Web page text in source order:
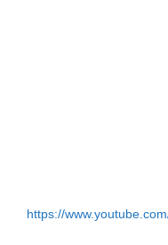
https://